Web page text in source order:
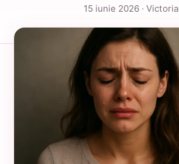
15 iunie 2026 · Victoria